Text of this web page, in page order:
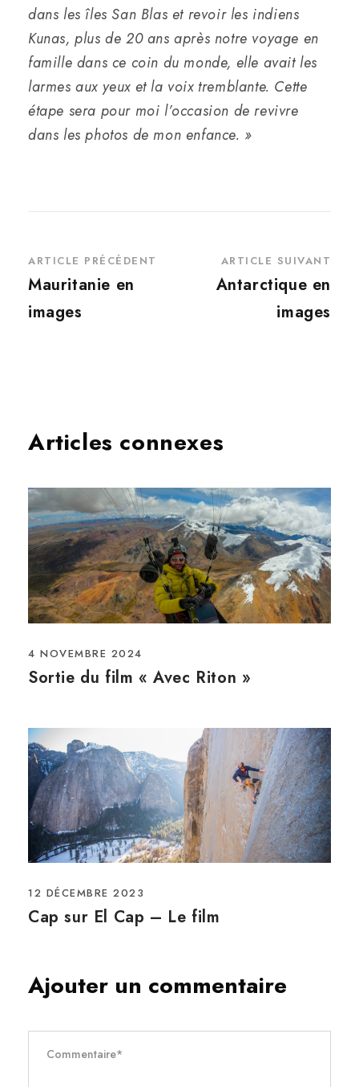
dans les îles San Blas et revoir les indiens
Kunas, plus de 20 ans après notre voyage en
famille dans ce coin du monde, elle avait les
larmes aux yeux et la voix tremblante. Cette
étape sera pour moi l’occasion de revivre
dans les photos de mon enfance. »
ARTICLE PRÉCÉDENT
Mauritanie en
images
ARTICLE SUIVANT
Antarctique en
images
Articles connexes
4 NOVEMBRE 2024
Sortie du film « Avec Riton »
12 DÉCEMBRE 2023
Cap sur El Cap – Le film
Ajouter un commentaire